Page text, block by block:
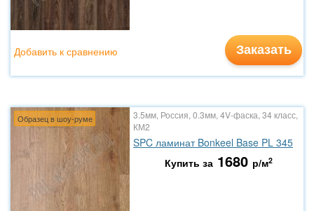
Заказать
Добавить к сравнению
Образец в шоу-руме
3.5мм, Россия, 0.3мм, 4V-фаска, 34 класс,
КМ2
SPC ламинат Bonkeel Base PL 345
Купить за 1680 р/м2